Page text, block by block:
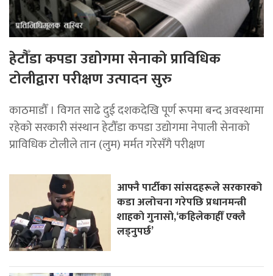
हेटौँडा कपडा उद्योगमा सेनाको प्राविधिक
टोलीद्वारा परीक्षण उत्पादन सुरु
काठमाडौँ । विगत साढे दुई दशकदेखि पूर्ण रूपमा बन्द अवस्थामा
रहेको सरकारी संस्थान हेटौँडा कपडा उद्योगमा नेपाली सेनाको
प्राविधिक टोलीले तान (लुम) मर्मत गरेसँगै परीक्षण
आफ्नै पार्टीका सांसदहरूले सरकारको
कडा अलोचना गरेपछि प्रधानमन्त्री
शाहकाे गुनासाे,‘कहिलेकाहीँ एक्लै
लड्नुपर्छ’